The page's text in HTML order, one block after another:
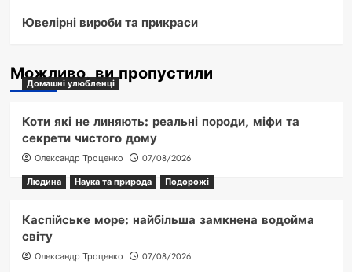
Ювелірні вироби та прикраси
Можливо, ви пропустили
Домашні улюбленці
Коти які не линяють: реальні породи, міфи та
секрети чистого дому
Олександр Троценко
07/08/2026
Людина
Наука та природа Подорожі
Каспійське море: найбільша замкнена водойма
світу
Олександр Троценко
07/08/2026